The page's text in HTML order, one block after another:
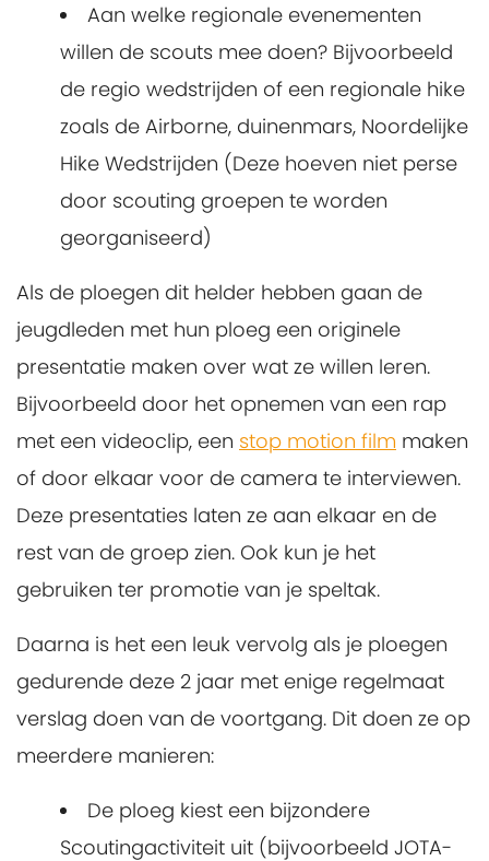
Aan welke regionale evenementen
willen de scouts mee doen? Bijvoorbeeld
de regio wedstrijden of een regionale hike
zoals de Airborne, duinenmars, Noordelijke
Hike Wedstrijden (Deze hoeven niet perse
door scouting groepen te worden
georganiseerd)
Als de ploegen dit helder hebben gaan de
jeugdleden met hun ploeg een originele
presentatie maken over wat ze willen leren.
Bijvoorbeeld door het opnemen van een rap
met een videoclip, een stop motion film maken
of door elkaar voor de camera te interviewen.
Deze presentaties laten ze aan elkaar en de
rest van de groep zien. Ook kun je het
gebruiken ter promotie van je speltak.
Daarna is het een leuk vervolg als je ploegen
gedurende deze 2 jaar met enige regelmaat
verslag doen van de voortgang. Dit doen ze op
meerdere manieren:
De ploeg kiest een bijzondere
Scoutingactiviteit uit (bijvoorbeeld JOTA-